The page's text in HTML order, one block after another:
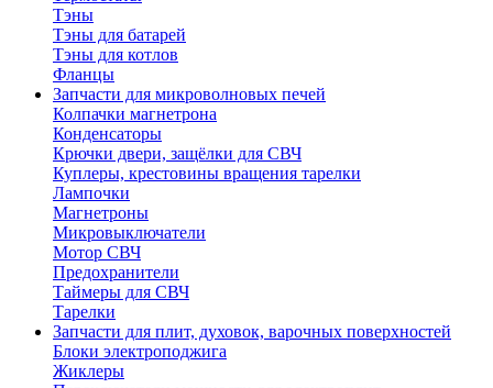
Тэны
Тэны для батарей
Тэны для котлов
Фланцы
Запчасти для микроволновых печей
Колпачки магнетрона
Конденсаторы
Крючки двери, защёлки для СВЧ
Куплеры, крестовины вращения тарелки
Лампочки
Магнетроны
Микровыключатели
Мотор СВЧ
Предохранители
Таймеры для СВЧ
Тарелки
Запчасти для плит, духовок, варочных поверхностей
Блоки электроподжига
Жиклеры